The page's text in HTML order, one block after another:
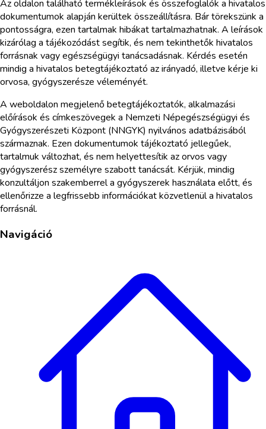
Az oldalon található termékleírások és összefoglalók a hivatalos
dokumentumok alapján kerültek összeállításra. Bár törekszünk a
pontosságra, ezen tartalmak hibákat tartalmazhatnak. A leírások
kizárólag a tájékozódást segítik, és nem tekinthetők hivatalos
forrásnak vagy egészségügyi tanácsadásnak. Kérdés esetén
mindig a hivatalos betegtájékoztató az irányadó, illetve kérje ki
orvosa, gyógyszerésze véleményét.
A weboldalon megjelenő betegtájékoztatók, alkalmazási
előírások és címkeszövegek a Nemzeti Népegészségügyi és
Gyógyszerészeti Központ (NNGYK) nyilvános adatbázisából
származnak. Ezen dokumentumok tájékoztató jellegűek,
tartalmuk változhat, és nem helyettesítik az orvos vagy
gyógyszerész személyre szabott tanácsát. Kérjük, mindig
konzultáljon szakemberrel a gyógyszerek használata előtt, és
ellenőrizze a legfrissebb információkat közvetlenül a hivatalos
forrásnál.
Navigáció